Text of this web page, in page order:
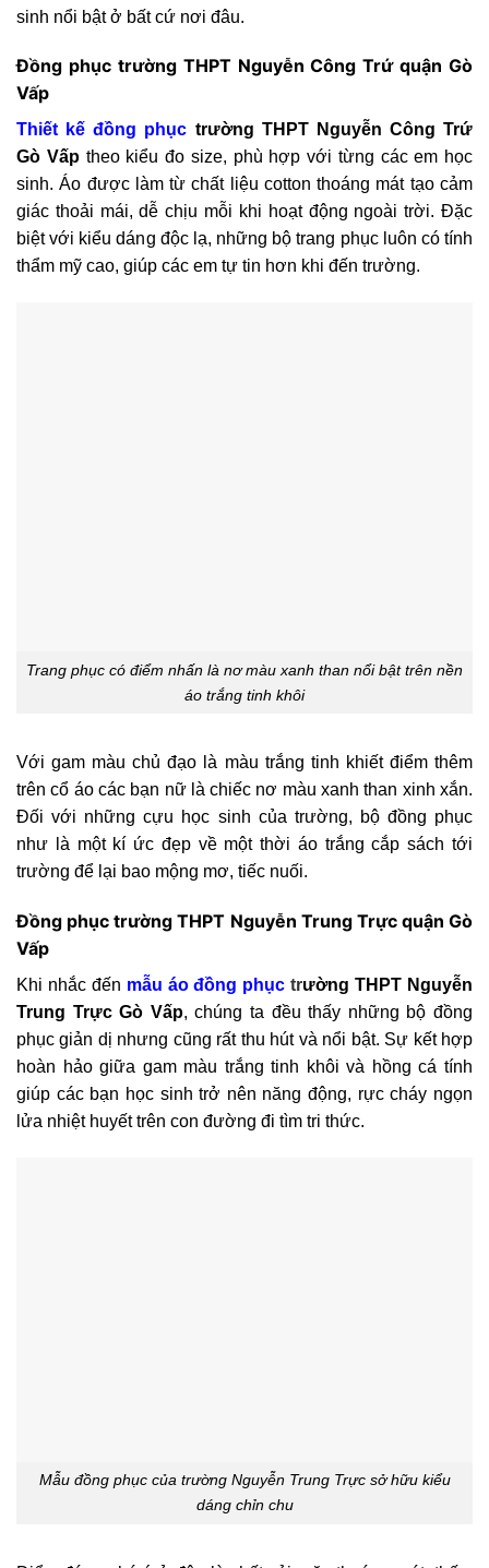
sinh nổi bật ở bất cứ nơi đâu.
Đồng phục trường THPT Nguyễn Công Trứ quận Gò
Vấp
Thiết kế đồng phục trường THPT Nguyễn Công Trứ
Gò Vấptheo kiểu đo size, phù hợp với từng các em học
sinh. Áo được làm từ chất liệu cotton thoáng mát tạo cảm
giác thoải mái, dễ chịu mỗi khi hoạt động ngoài trời. Đặc
biệt với kiểu dáng độc lạ, những bộ trang phục luôn có tính
thẩm mỹ cao, giúp các em tự tin hơn khi đến trường.
Trang phục có điểm nhấn là nơ màu xanh than nổi bật trên nền
áo trắng tinh khôi
Với gam màu chủ đạo là màu trắng tinh khiết điểm thêm
trên cổ áo các bạn nữ là chiếc nơ màu xanh than xinh xắn.
Đối với những cựu học sinh của trường, bộ đồng phục
như là một kí ức đẹp về một thời áo trắng cắp sách tới
trường để lại bao mộng mơ, tiếc nuối.
Đồng phục trường THPT Nguyễn Trung Trực quận Gò
Vấp
Khi nhắc đến mẫu áo đồng phụctrường THPT Nguyễn
Trung Trực Gò Vấp, chúng ta đều thấy những bộ đồng
phục giản dị nhưng cũng rất thu hút và nổi bật. Sự kết hợp
hoàn hảo giữa gam màu trắng tinh khôi và hồng cá tính
giúp các bạn học sinh trở nên năng động, rực cháy ngọn
lửa nhiệt huyết trên con đường đi tìm tri thức.
Mẫu đồng phục của trường Nguyễn Trung Trực sở hữu kiểu
dáng chỉn chu